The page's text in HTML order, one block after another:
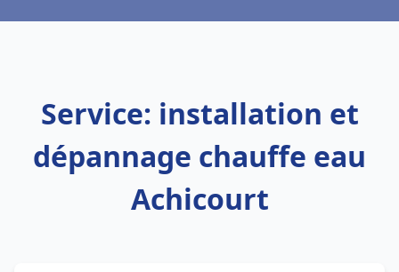
Service: installation et
dépannage chauffe eau
Achicourt